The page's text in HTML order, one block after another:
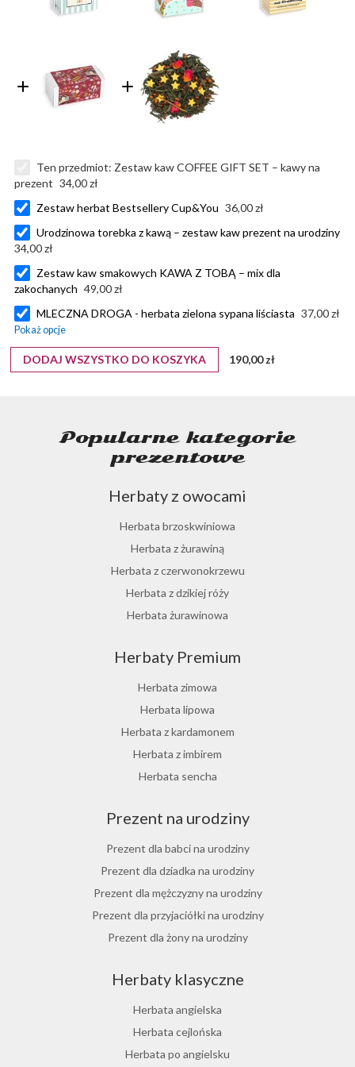
Ten przedmiot: Zestaw kaw COFFEE GIFT SET – kawy na
prezent 34,00 zł
Zestaw herbat Bestsellery Cup&You 36,00 zł
Urodzinowa torebka z kawą – zestaw kaw prezent na urodziny
34,00 zł
Zestaw kaw smakowych KAWA Z TOBĄ – mix dla
zakochanych 49,00 zł
MLECZNA DROGA - herbata zielona sypana liściasta 37,00 zł
DODAJ WSZYSTKO DO KOSZYKA 190,00 zł
Popularne kategorie
prezentowe
Herbaty z owocami
Herbata brzoskwiniowa
Herbata z żurawiną
Herbata z czerwonokrzewu
Herbata z dzikiej róży
Herbata żurawinowa
Ostrokrzew paragwajski
Hibiskus herbata
Herbata różana
Herbata z lukrecji
Herbata z rokitnika
Herbata jesienna
Herbaty Premium
Herbata zimowa
Herbata lipowa
Herbata z kardamonem
Herbata z imbirem
Herbata sencha
Herbata jaśminowa
Herbata jasminowa
Herbata rumiankowa
Koper włoski herbata
Herbata z goździkami
Herbata z cynamonem
Prezent na urodziny
Prezent dla babci na urodziny
Prezent dla dziadka na urodziny
Prezent dla mężczyzny na urodziny
Prezent dla przyjaciółki na urodziny
Prezent dla żony na urodziny
Prezent dla dziewczyny na urodziny
Prezent dla koleżanki na urodziny
Prezent dla mamy na urodziny
Prezent dla taty na urodziny
Herbaty klasyczne
Herbata angielska
Herbata cejlońska
Herbata po angielsku